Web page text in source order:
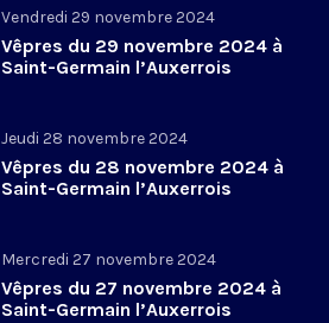
Vendredi 29 novembre 2024
Vêpres du 29 novembre 2024 à
Saint-Germain l’Auxerrois
Jeudi 28 novembre 2024
Vêpres du 28 novembre 2024 à
Saint-Germain l’Auxerrois
Mercredi 27 novembre 2024
Vêpres du 27 novembre 2024 à
Saint-Germain l’Auxerrois